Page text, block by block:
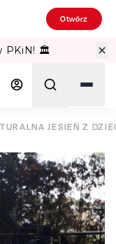
Otwórz
PKiN! 🏛️
JESIEŃ Z